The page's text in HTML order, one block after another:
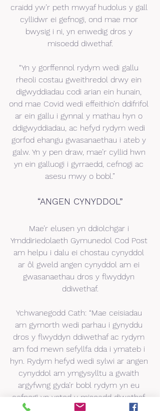
craidd yw’r peth mwyaf hudolus y gall
cyllidwr ei gefnogi, ond mae mor
bwysig i ni, yn enwedig dros y
misoedd diwethaf.
“Yn y gorffennol rydym wedi gallu
rheoli costau gweithredol drwy ein
digwyddiadau codi arian ein hunain,
ond mae Covid wedi effeithio’n ddifrifol
ar ein gallu i gynnal y mathau hyn o
ddigwyddiadau, ac hefyd rydym wedi
gorfod ehangu gwasanaethau i ateb y
galw. Yn y pen draw, mae’r cyllid hwn
yn ein galluogi i gyrraedd, cefnogi ac
asesu mwy o bobl.”
“ANGEN CYNYDDOL”
Mae’r elusen yn ddiolchgar i
Ymddiriedolaeth Gymunedol Cod Post
am helpu i dalu ei chostau cynyddol
ar ôl gweld angen cynyddol am ei
gwasanaethau dros y flwyddyn
ddiwethaf.
Ychwanegodd Cath: “Mae ceisiadau
am gymorth wedi parhau i gynyddu
dros y flwyddyn ddiwethaf ac rydym
am fod mewn sefyllfa dda i ymateb i
hyn. Rydym hefyd wedi sylwi ar angen
cynyddol am ymgysylltu a gwaith
argyfwng gyda’r bobl rydym yn eu
cefnogi yn ystod y misoedd diwethaf,